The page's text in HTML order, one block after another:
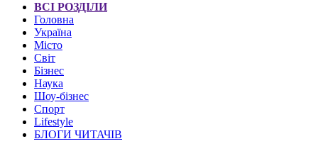
ВСІ РОЗДІЛИ
Головна
Україна
Місто
Світ
Бізнес
Наука
Шоу-бізнес
Спорт
Lifestyle
БЛОГИ ЧИТАЧІВ